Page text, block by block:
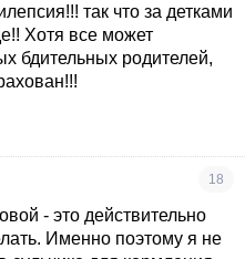
так что за детками
Хотя все может
бдительных родителей,
18
- это действительно
Именно поэтому я не